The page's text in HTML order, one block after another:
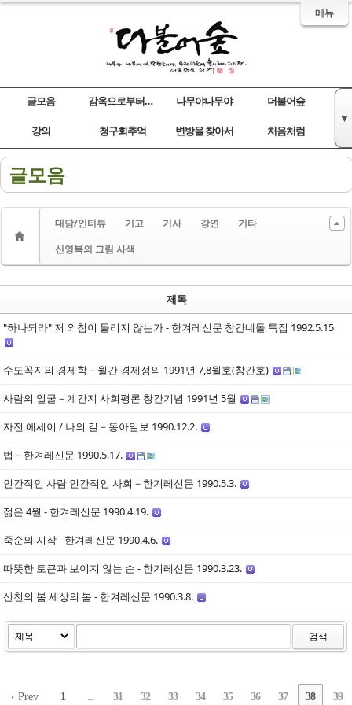
메뉴
글모음 감옥으로부터의 사색 나무야나무야 더불어숲
강의
▼
청구회추억
변방을 찾아서 처음처럼
글모음
대담/인터뷰 기고 기사 강연
기타
신영복의 그림 사색
제목
"하나되라" 저 외침이 들리지 않는가 - 한겨레신문 창간네돌 특집 1992.5.15
수도꼭지의 경제학－월간 경제정의 1991년 7,8월호(창간호)
사람의 얼굴－계간지 사회평론 창간기념 1991년 5월
자전 에세이 / 나의 길－동아일보 1990.12.2.
법－한겨레신문 1990.5.17.
인간적인 사람 인간적인 사회－한겨레신문 1990.5.3.
젊은 4월 - 한겨레신문 1990.4.19.
죽순의 시작 - 한겨레신문 1990.4.6.
따뜻한 토큰과 보이지 않는 손 - 한겨레신문 1990.3.23.
산천의 봄 세상의 봄 - 한겨레신문 1990.3.8.
검색
‹ Prev 1 ... 31 32 33 34 35 36 37 38 39
Sketchbook5, 스케치북5
Sketchbook5, 스케치북5
Sketchbook5, 스케치북5
Sketchbook5, 스케치북5